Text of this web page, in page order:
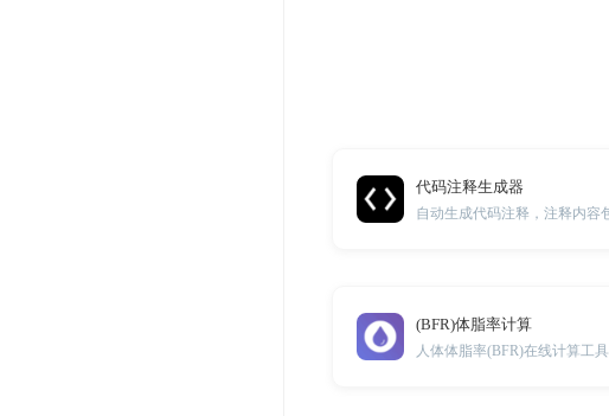
代码注释生成器
(BFR)体脂率计算
人体体脂率(BFR)在线计算工具